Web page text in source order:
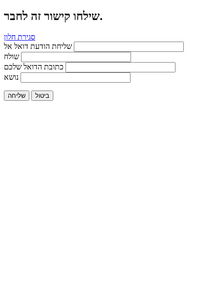
שילחו קישור זה לחבר.
סגירת חלון
שליחת הודעת דואל אל
שולח
כתובת הדואל שלכם
נושא
שליחה ביטול